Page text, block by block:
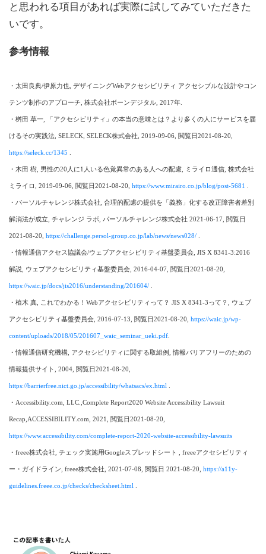
と思われる項目があれば実際に試してみていただきた
いです。
参考情報
・太田良典/伊原力也, デザイニングWebアクセシビリティ アクセシブルな設計やコン
テンツ制作のアプローチ, 株式会社ボーンデジタル, 2017年.
・桝田 草一, 「アクセシビリティ」の本当の意味とは？より多くの人にサービスを届
けるその実践法, SELECK, SELECK株式会社, 2019-09-06, 閲覧日2021-08-20,
https://seleck.cc/1345
・木田 樹, 男性の20人に1人いる色覚異常のある人への配慮, ミライロ通信, 株式会社
ミライロ, 2019-09-06, 閲覧日2021-08-20, https://www.mirairo.co.jp/blog/post-5681
・パーソルチャレンジ株式会社, 合理的配慮の提供を「義務」化する改正障害者差別
解消法が成立, チャレンジ ラボ, パーソルチャレンジ株式会社 2021-06-17, 閲覧日
2021-08-20, https://challenge.persol-group.co.jp/lab/news/news028/
・情報通信アクセス協議会/ウェブアクセシビリティ基盤委員会, JIS X 8341-3:2016
解説, ウェブアクセシビリティ基盤委員会, 2016-04-07, 閲覧日2021-08-20,
https://waic.jp/docs/jis2016/understanding/201604/
・植木 真, これでわかる！Webアクセシビリティって？ JIS X 8341-3って？, ウェブ
アクセシビリティ基盤委員会, 2016-07-13, 閲覧日2021-08-20, https://waic.jp/wp-
content/uploads/2018/05/201607_waic_seminar_ueki.pdf
・情報通信研究機構, アクセシビリティに関する取組例, 情報バリアフリーのための
情報提供サイト, 2004, 閲覧日2021-08-20,
https://barrierfree.nict.go.jp/accessibility/whatsacs/ex.html
・Accessibility.com, LLC.,Complete Report2020 Website Accessibility Lawsuit
Recap,ACCESSIBILITY.com, 2021, 閲覧日2021-08-20,
https://www.accessibility.com/complete-report-2020-website-accessibility-lawsuits
・freee株式会社, チェック実施用Googleスプレッドシート , freeeアクセシビリティ
ー・ガイドライン, freee株式会社, 2021-07-08, 閲覧日 2021-08-20, https://a11y-
guidelines.freee.co.jp/checks/checksheet.html